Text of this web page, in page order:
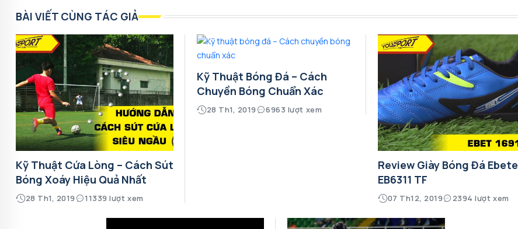
BÀI VIẾT CÙNG TÁC GIẢ
Kỹ Thuật Cứa Lòng – Cách Sút
Bóng Xoáy Hiệu Quả Nhất
28 Th1, 2019 11339 lượt xem
Kỹ Thuật Bóng Đá – Cách
Chuyền Bóng Chuẩn Xác
28 Th1, 2019 6963 lượt xem
Review Giày Bóng Đá Ebete
EB6311 TF
07 Th12, 2019 2394 lượt xem